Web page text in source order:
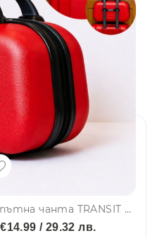
Твърда ABS надкуфарна пътна чанта TRANSIT 800 RED
/ 29.32 лв.